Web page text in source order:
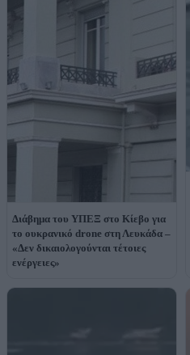
Διάβημα του ΥΠΕΞ στο Κίεβο για
το ουκρανικό drone στη Λευκάδα –
«Δεν δικαιολογούνται τέτοιες
ενέργειες»